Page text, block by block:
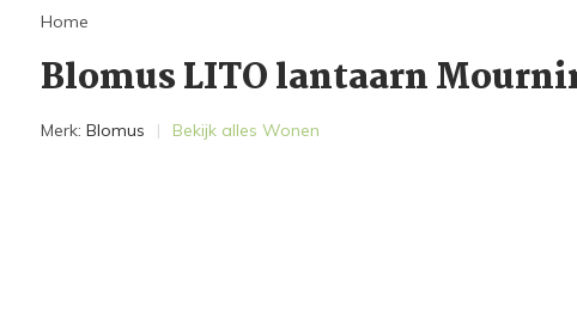
Home
Blomus LITO lantaarn
Merk: Blomus Bekijk alles Wonen